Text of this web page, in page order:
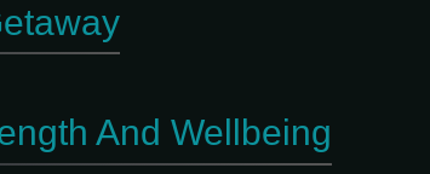
And Wellbeing